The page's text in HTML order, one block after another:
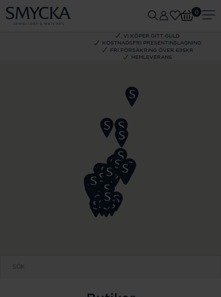
VI KÖPER DITT GULD
KOSTNADSFRI PRESENTINSLAGNING
FRI FÖRSÄKRING ÖVER 695KR
HEMLEVERANS
0